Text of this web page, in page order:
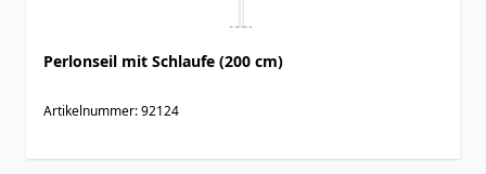
Perlonseil mit Schlaufe (200 cm)
Artikelnummer: 92124